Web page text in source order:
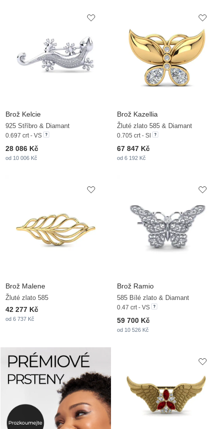
Brož Kelcie
925 Stříbro & Diamant
0.697 crt - VS
28 086 Kč
od 10 006 Kč
Brož Kazellia
Žluté zlato 585 & Diamant
0.705 crt - SI
67 847 Kč
od 6 192 Kč
Brož Malene
Žluté zlato 585
42 277 Kč
od 6 737 Kč
Brož Ramio
585 Bílé zlato & Diamant
0.47 crt - VS
59 700 Kč
od 10 526 Kč